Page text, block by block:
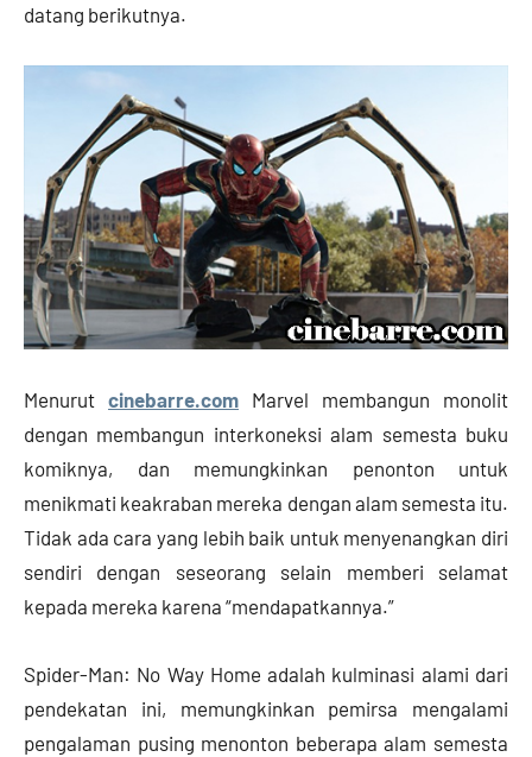
datang berikutnya.
Menurut cinebarre.com Marvel membangun monolit
dengan membangun interkoneksi alam semesta buku
komiknya, dan memungkinkan penonton untuk
menikmati keakraban mereka dengan alam semesta itu.
Tidak ada cara yang lebih baik untuk menyenangkan diri
sendiri dengan seseorang selain memberi selamat
kepada mereka karena “mendapatkannya.”
Spider-Man: No Way Home adalah kulminasi alami dari
pendekatan ini, memungkinkan pemirsa mengalami
pengalaman pusing menonton beberapa alam semesta